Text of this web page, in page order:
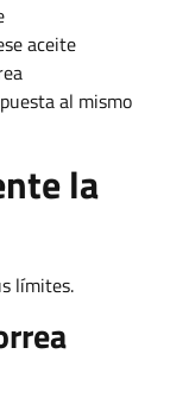
aceite
al mismo
la
límites.